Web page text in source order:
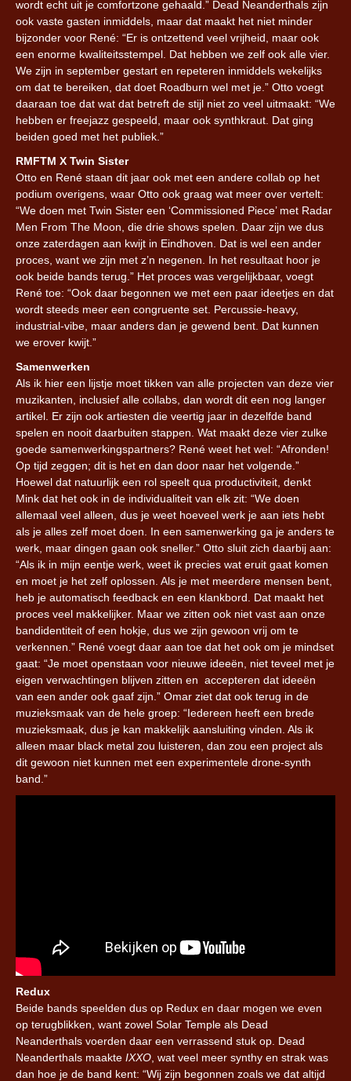
wordt echt uit je comfortzone gehaald.” Dead Neanderthals zijn
ook vaste gasten inmiddels, maar dat maakt het niet minder
bijzonder voor René: “Er is ontzettend veel vrijheid, maar ook
een enorme kwaliteitsstempel. Dat hebben we zelf ook alle vier.
We zijn in september gestart en repeteren inmiddels wekelijks
om dat te bereiken, dat doet Roadburn wel met je.” Otto voegt
daaraan toe dat wat dat betreft de stijl niet zo veel uitmaakt: “We
hebben er freejazz gespeeld, maar ook synthkraut. Dat ging
beiden goed met het publiek.”
RMFTM X Twin Sister
Otto en René staan dit jaar ook met een andere collab op het
podium overigens, waar Otto ook graag wat meer over vertelt:
“We doen met Twin Sister een ‘Commissioned Piece’ met Radar
Men From The Moon, die drie shows spelen. Daar zijn we dus
onze zaterdagen aan kwijt in Eindhoven. Dat is wel een ander
proces, want we zijn met z’n negenen. In het resultaat hoor je
ook beide bands terug.” Het proces was vergelijkbaar, voegt
René toe: “Ook daar begonnen we met een paar ideetjes en dat
wordt steeds meer een congruente set. Percussie-heavy,
industrial-vibe, maar anders dan je gewend bent. Dat kunnen
we erover kwijt.”
Samenwerken
Als ik hier een lijstje moet tikken van alle projecten van deze vier
muzikanten, inclusief alle collabs, dan wordt dit een nog langer
artikel. Er zijn ook artiesten die veertig jaar in dezelfde band
spelen en nooit daarbuiten stappen. Wat maakt deze vier zulke
goede samenwerkingspartners? René weet het wel: “Afronden!
Op tijd zeggen; dit is het en dan door naar het volgende.”
Hoewel dat natuurlijk een rol speelt qua productiviteit, denkt
Mink dat het ook in de individualiteit van elk zit: “We doen
allemaal veel alleen, dus je weet hoeveel werk je aan iets hebt
als je alles zelf moet doen. In een samenwerking ga je anders te
werk, maar dingen gaan ook sneller.” Otto sluit zich daarbij aan:
“Als ik in mijn eentje werk, weet ik precies wat eruit gaat komen
en moet je het zelf oplossen. Als je met meerdere mensen bent,
heb je automatisch feedback en een klankbord. Dat maakt het
proces veel makkelijker. Maar we zitten ook niet vast aan onze
bandidentiteit of een hokje, dus we zijn gewoon vrij om te
verkennen.” René voegt daar aan toe dat het ook om je mindset
gaat: “Je moet openstaan voor nieuwe ideeën, niet teveel met je
eigen verwachtingen blijven zitten en accepteren dat ideeën
van een ander ook gaaf zijn.” Omar ziet dat ook terug in de
muzieksmaak van de hele groep: “Iedereen heeft een brede
muzieksmaak, dus je kan makkelijk aansluiting vinden. Als ik
alleen maar black metal zou luisteren, dan zou een project als
dit gewoon niet kunnen met een experimentele drone-synth
band.”
Redux
Beide bands speelden dus op Redux en daar mogen we even
op terugblikken, want zowel Solar Temple als Dead
Neanderthals voerden daar een verrassend stuk op. Dead
Neanderthals maakte IXXO , wat veel meer synthy en strak was
dan hoe je de band kent: “Wij zijn begonnen zoals we dat altijd